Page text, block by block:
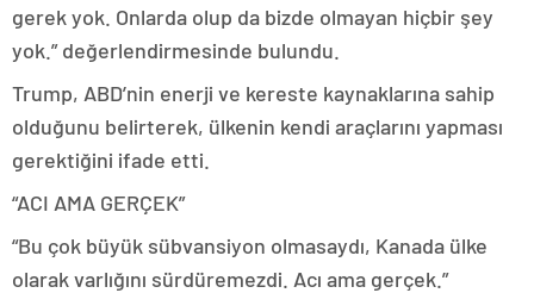
gerek yok. Onlarda olup da bizde olmayan hiçbir şey
yok.” değerlendirmesinde bulundu.
Trump, ABD’nin enerji ve kereste kaynaklarına sahip
olduğunu belirterek, ülkenin kendi araçlarını yapması
gerektiğini ifade etti.
“ACI AMA GERÇEK”
“Bu çok büyük sübvansiyon olmasaydı, Kanada ülke
olarak varlığını sürdüremezdi. Acı ama gerçek.”